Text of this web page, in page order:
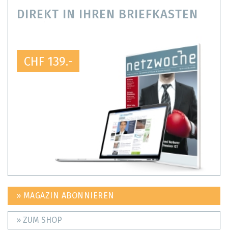
DIREKT IN IHREN BRIEFKASTEN
CHF 139.-
» MAGAZIN ABONNIEREN
» ZUM SHOP